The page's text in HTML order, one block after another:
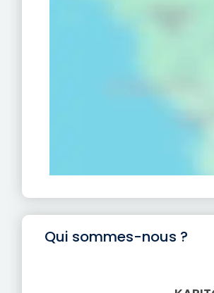
Qui sommes-nous ?